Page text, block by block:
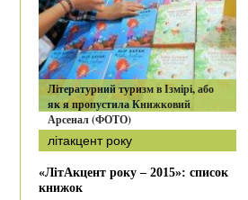
Літературний туризм в Ізмірі, або
як я пропустила Книжковий
Арсенал (ФОТО)
літакцент року
«ЛітАкцент року – 2015»: список
книжок